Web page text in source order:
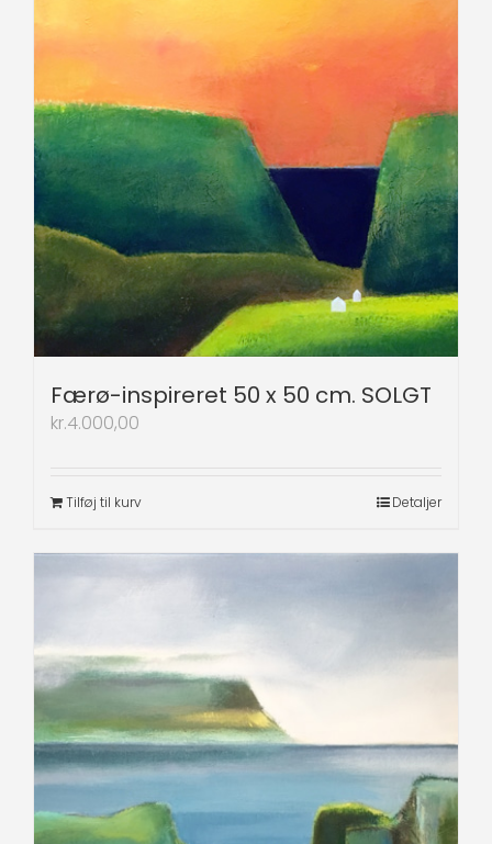
Færø-inspireret 50 x 50 cm. SOLGT
kr.4.000,00
Tilføj til kurv Detaljer